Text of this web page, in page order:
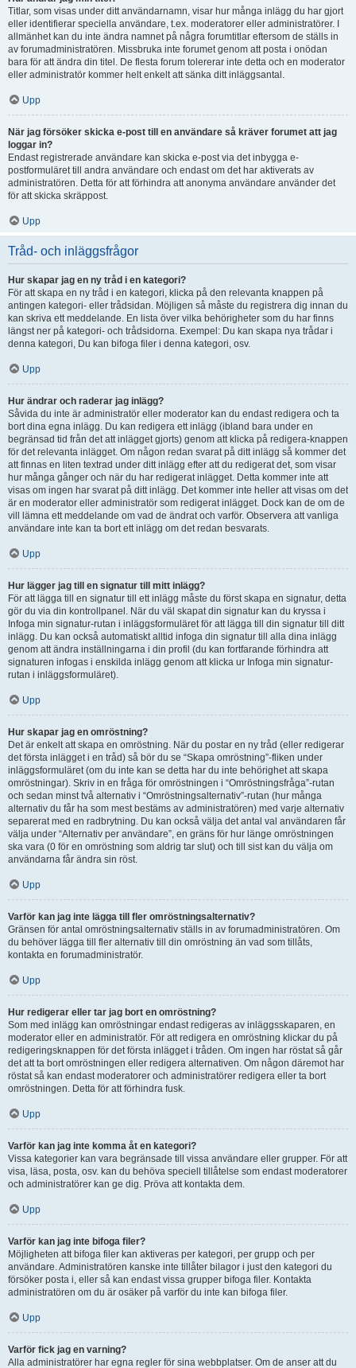
Titlar, som visas under ditt användarnamn, visar hur många inlägg du har gjort
eller identifierar speciella användare, t.ex. moderatorer eller administratörer. I
allmänhet kan du inte ändra namnet på några forumtitlar eftersom de ställs in
av forumadministratören. Missbruka inte forumet genom att posta i onödan
bara för att ändra din titel. De flesta forum tolererar inte detta och en moderator
eller administratör kommer helt enkelt att sänka ditt inläggsantal.
Upp
När jag försöker skicka e-post till en användare så kräver forumet att jag
loggar in?
Endast registrerade användare kan skicka e-post via det inbygga e-
postformuläret till andra användare och endast om det har aktiverats av
administratören. Detta för att förhindra att anonyma användare använder det
för att skicka skräppost.
Upp
Tråd- och inläggsfrågor
Hur skapar jag en ny tråd i en kategori?
För att skapa en ny tråd i en kategori, klicka på den relevanta knappen på
antingen kategori- eller trådsidan. Möjligen så måste du registrera dig innan du
kan skriva ett meddelande. En lista över vilka behörigheter som du har finns
längst ner på kategori- och trådsidorna. Exempel: Du kan skapa nya trådar i
denna kategori, Du kan bifoga filer i denna kategori, osv.
Upp
Hur ändrar och raderar jag inlägg?
Såvida du inte är administratör eller moderator kan du endast redigera och ta
bort dina egna inlägg. Du kan redigera ett inlägg (ibland bara under en
begränsad tid från det att inlägget gjorts) genom att klicka på redigera-knappen
för det relevanta inlägget. Om någon redan svarat på ditt inlägg så kommer det
att finnas en liten textrad under ditt inlägg efter att du redigerat det, som visar
hur många gånger och när du har redigerat inlägget. Detta kommer inte att
visas om ingen har svarat på ditt inlägg. Det kommer inte heller att visas om det
är en moderator eller administratör som redigerat inlägget. Dock kan de om de
vill lämna ett meddelande om vad de ändrat och varför. Observera att vanliga
användare inte kan ta bort ett inlägg om det redan besvarats.
Upp
Hur lägger jag till en signatur till mitt inlägg?
För att lägga till en signatur till ett inlägg måste du först skapa en signatur, detta
gör du via din kontrollpanel. När du väl skapat din signatur kan du kryssa i
Infoga min signatur-rutan i inläggsformuläret för att lägga till din signatur till ditt
inlägg. Du kan också automatiskt alltid infoga din signatur till alla dina inlägg
genom att ändra inställningarna i din profil (du kan fortfarande förhindra att
signaturen infogas i enskilda inlägg genom att klicka ur Infoga min signatur-
rutan i inläggsformuläret).
Upp
Hur skapar jag en omröstning?
Det är enkelt att skapa en omröstning. När du postar en ny tråd (eller redigerar
det första inlägget i en tråd) så bör du se “Skapa omröstning”-fliken under
inläggsformuläret (om du inte kan se detta har du inte behörighet att skapa
omröstningar). Skriv in en fråga för omröstningen i “Omröstningsfråga”-rutan
och sedan minst två alternativ i “Omröstningsalternativ”-rutan (hur många
alternativ du får ha som mest bestäms av administratören) med varje alternativ
separerat med en radbrytning. Du kan också välja det antal val användaren får
välja under “Alternativ per användare”, en gräns för hur länge omröstningen
ska vara (0 för en omröstning som aldrig tar slut) och till sist kan du välja om
användarna får ändra sin röst.
Upp
Varför kan jag inte lägga till fler omröstningsalternativ?
Gränsen för antal omröstningsalternativ ställs in av forumadministratören. Om
du behöver lägga till fler alternativ till din omröstning än vad som tillåts,
kontakta en forumadministratör.
Upp
Hur redigerar eller tar jag bort en omröstning?
Som med inlägg kan omröstningar endast redigeras av inläggsskaparen, en
moderator eller en administratör. För att redigera en omröstning klickar du på
redigeringsknappen för det första inlägget i tråden. Om ingen har röstat så går
det att ta bort omröstningen eller redigera alternativen. Om någon däremot har
röstat så kan endast moderatorer och administratörer redigera eller ta bort
omröstningen. Detta för att förhindra fusk.
Upp
Varför kan jag inte komma åt en kategori?
Vissa kategorier kan vara begränsade till vissa användare eller grupper. För att
visa, läsa, posta, osv. kan du behöva speciell tillåtelse som endast moderatorer
och administratörer kan ge dig. Pröva att kontakta dem.
Upp
Varför kan jag inte bifoga filer?
Möjligheten att bifoga filer kan aktiveras per kategori, per grupp och per
användare. Administratören kanske inte tillåter bilagor i just den kategori du
försöker posta i, eller så kan endast vissa grupper bifoga filer. Kontakta
administratören om du är osäker på varför du inte kan bifoga filer.
Upp
Varför fick jag en varning?
Alla administratörer har egna regler för sina webbplatser. Om de anser att du